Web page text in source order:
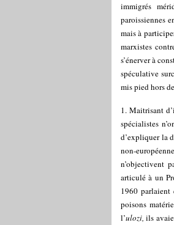
immigrés
paroissiennes
mais à
marxistes
s’énerver à
spéculative
mis pied hors
1. Maitrisant
spécialistes
d’expliquer la
non-
n’objectivent
articulé à un
1960 parlaient
poisons
l’ulozi,ils